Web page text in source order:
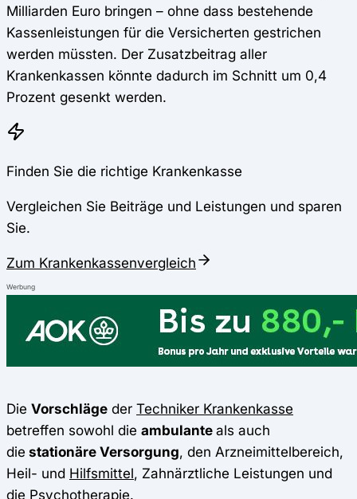
Milliarden Euro bringen – ohne dass bestehende
Kassenleistungen für die Versicherten gestrichen
werden müssten. Der Zusatzbeitrag aller
Krankenkassen könnte dadurch im Schnitt um 0,4
Prozent gesenkt werden.
Finden Sie die richtige Krankenkasse
Vergleichen Sie Beiträge und Leistungen und sparen
Sie.
Zum Krankenkassenvergleich
Werbung
Die Vorschläge der Techniker Krankenkasse
betreffen sowohl die ambulanteals auch
die stationäre Versorgung, den Arzneimittelbereich,
Heil- und Hilfsmittel, Zahnärztliche Leistungen und
die Psychotherapie.